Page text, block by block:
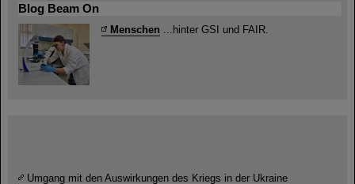
Blog Beam On
Menschen ...hinter GSI und FAIR.
Umgang mit den Auswirkungen des Kriegs in der Ukraine